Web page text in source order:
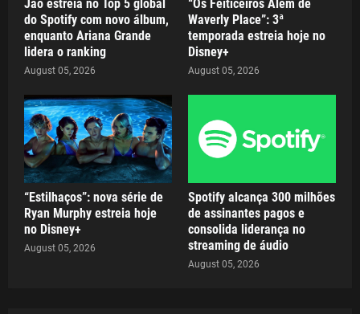
Jão estreia no Top 5 global
do Spotify com novo álbum,
enquanto Ariana Grande
lidera o ranking
August 05, 2026
“Os Feiticeiros Além de
Waverly Place”: 3ª
temporada estreia hoje no
Disney+
August 05, 2026
“Estilhaços”: nova série de
Ryan Murphy estreia hoje
no Disney+
August 05, 2026
Spotify alcança 300 milhões
de assinantes pagos e
consolida liderança no
streaming de áudio
August 05, 2026